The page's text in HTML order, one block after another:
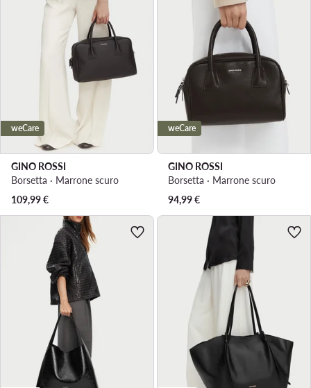
weCare
GINO ROSSI
Borsetta · Marrone scuro
109,99€
weCare
GINO ROSSI
Borsetta · Marrone scuro
94,99€